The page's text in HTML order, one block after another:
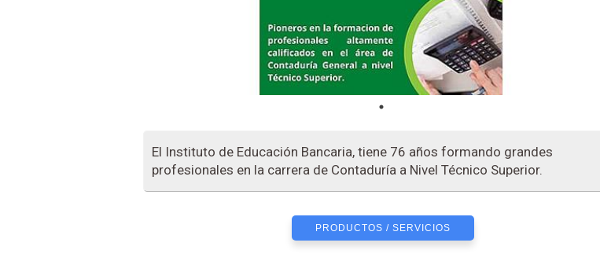
El Instituto de Educación Bancaria, tiene 76 años formando grandes
profesionales en la carrera de Contaduría a Nivel Técnico Superior.
PRODUCTOS / SERVICIOS